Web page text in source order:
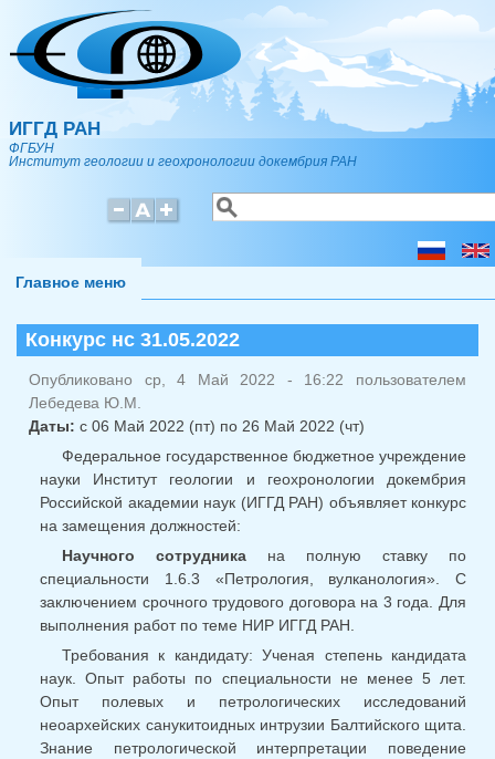
Перейти к основному содержанию
ИГГД РАН
ФГБУН
Институт геологии и геохронологии докембрия РАН
Форма поиска
Поиск
Главное меню
Конкурс нс 31.05.2022
Опубликовано ср, 4 Май 2022 - 16:22 пользователем
Лебедева Ю.М.
Даты: с 06 Май 2022 (пт) по 26 Май 2022 (чт)
Федеральное государственное бюджетное учреждение
науки Институт геологии и геохронологии докембрия
Российской академии наук (ИГГД РАН) объявляет конкурс
на замещения должностей:
Научного сотрудника на полную ставку по
специальности 1.6.3 «Петрология, вулканология». С
заключением срочного трудового договора на 3 года. Для
выполнения работ по теме НИР ИГГД РАН.
Требования к кандидату: Ученая степень кандидата
наук. Опыт работы по специальности не менее 5 лет.
Опыт полевых и петрологических исследований
неоархейских санукитоидных интрузии Балтийского щита.
Знание петрологической интерпретации поведение